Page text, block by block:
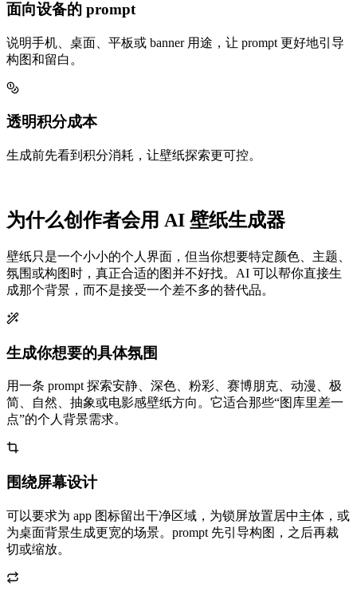
面向设备的 prompt
说明手机、桌面、平板或 banner 用途，让 prompt 更好地引导
构图和留白。
透明积分成本
生成前先看到积分消耗，让壁纸探索更可控。
为什么创作者会用 AI 壁纸生成器
壁纸只是一个小小的个人界面，但当你想要特定颜色、主题、
氛围或构图时，真正合适的图并不好找。AI 可以帮你直接生
成那个背景，而不是接受一个差不多的替代品。
生成你想要的具体氛围
用一条 prompt 探索安静、深色、粉彩、赛博朋克、动漫、极
简、自然、抽象或电影感壁纸方向。它适合那些“图库里差一
点”的个人背景需求。
围绕屏幕设计
可以要求为 app 图标留出干净区域，为锁屏放置居中主体，或
为桌面背景生成更宽的场景。prompt 先引导构图，之后再裁
切或缩放。